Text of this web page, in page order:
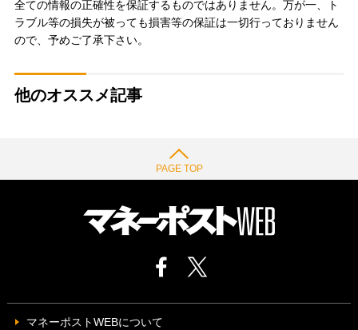
全ての情報の正確性を保証するものではありません。万が一、ト
ラブル等の損失が被っても損害等の保証は一切行っておりません
ので、予めご了承下さい。
他のオススメ記事
PAGE TOP
マネーポストWEBについて